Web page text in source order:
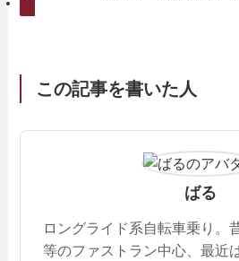
この記事を書いた人
ばる
ロングライド系自転車乗り。
等のファストラン中心、最近